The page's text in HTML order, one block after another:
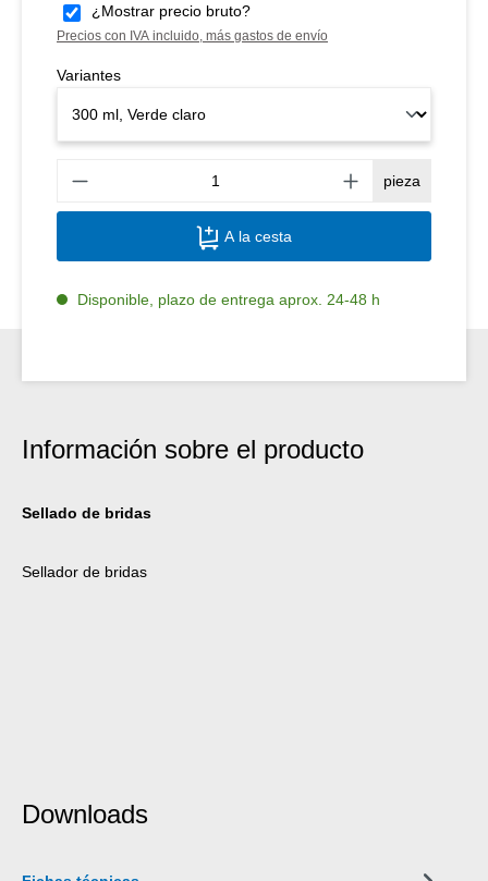
¿Mostrar precio bruto?
Precios con IVA incluido, más gastos de envío
Variantes
pieza
A la cesta
Disponible, plazo de entrega aprox. 24-48 h
Información sobre el producto
Sellado de bridas
Sellador de bridas
Downloads